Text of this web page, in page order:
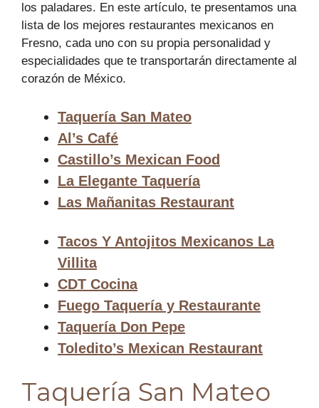
los paladares. En este artículo, te presentamos una
lista de los mejores restaurantes mexicanos en
Fresno, cada uno con su propia personalidad y
especialidades que te transportarán directamente al
corazón de México.
Taquería San Mateo
Al’s Café
Castillo’s Mexican Food
La Elegante Taquería
Las Mañanitas Restaurant
Tacos Y Antojitos Mexicanos La
Villita
CDT Cocina
Fuego Taquería y Restaurante
Taquería Don Pepe
Toledito’s Mexican Restaurant
Taquería San Mateo